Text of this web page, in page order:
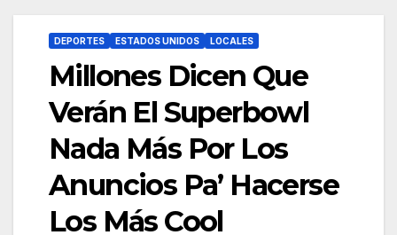
DEPORTES ESTADOS UNIDOS LOCALES
Millones Dicen Que
Verán El Superbowl
Nada Más Por Los
Anuncios Pa’ Hacerse
Los Más Cool